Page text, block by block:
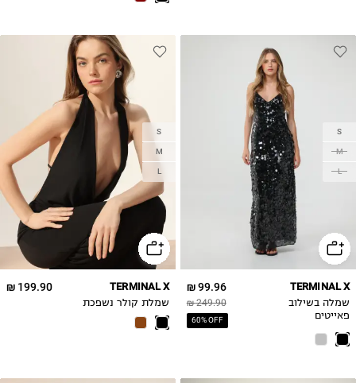
S
M
L
99.96 ₪
249.90 ₪
60% OFF
TERMINAL X
שמלה בשילוב
פאייטים
S
M
L
199.90 ₪ TERMINAL X
שמלת קולר נשפכת